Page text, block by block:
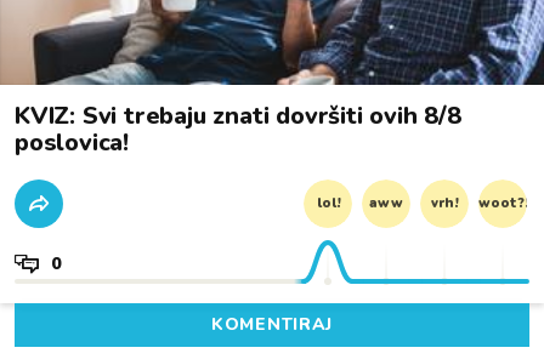
KVIZ: Svi trebaju znati dovršiti ovih 8/8
poslovica!
lol! aww vrh! woot?!
0
KOMENTIRAJ